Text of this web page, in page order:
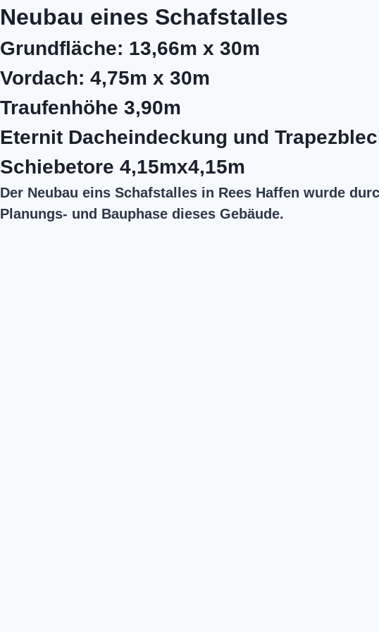
Neubau eines Schafstalles
Grundfläche: 13,66m x 30m
Vordach: 4,75m x 30m
Traufenhöhe 3,90m
Eternit Dacheindeckung und
Schiebetore 4,15mx4,15m
Der Neubau eins Schafstalles in Rees Haffen wurde
Planungs- und Bauphase dieses Gebäude.